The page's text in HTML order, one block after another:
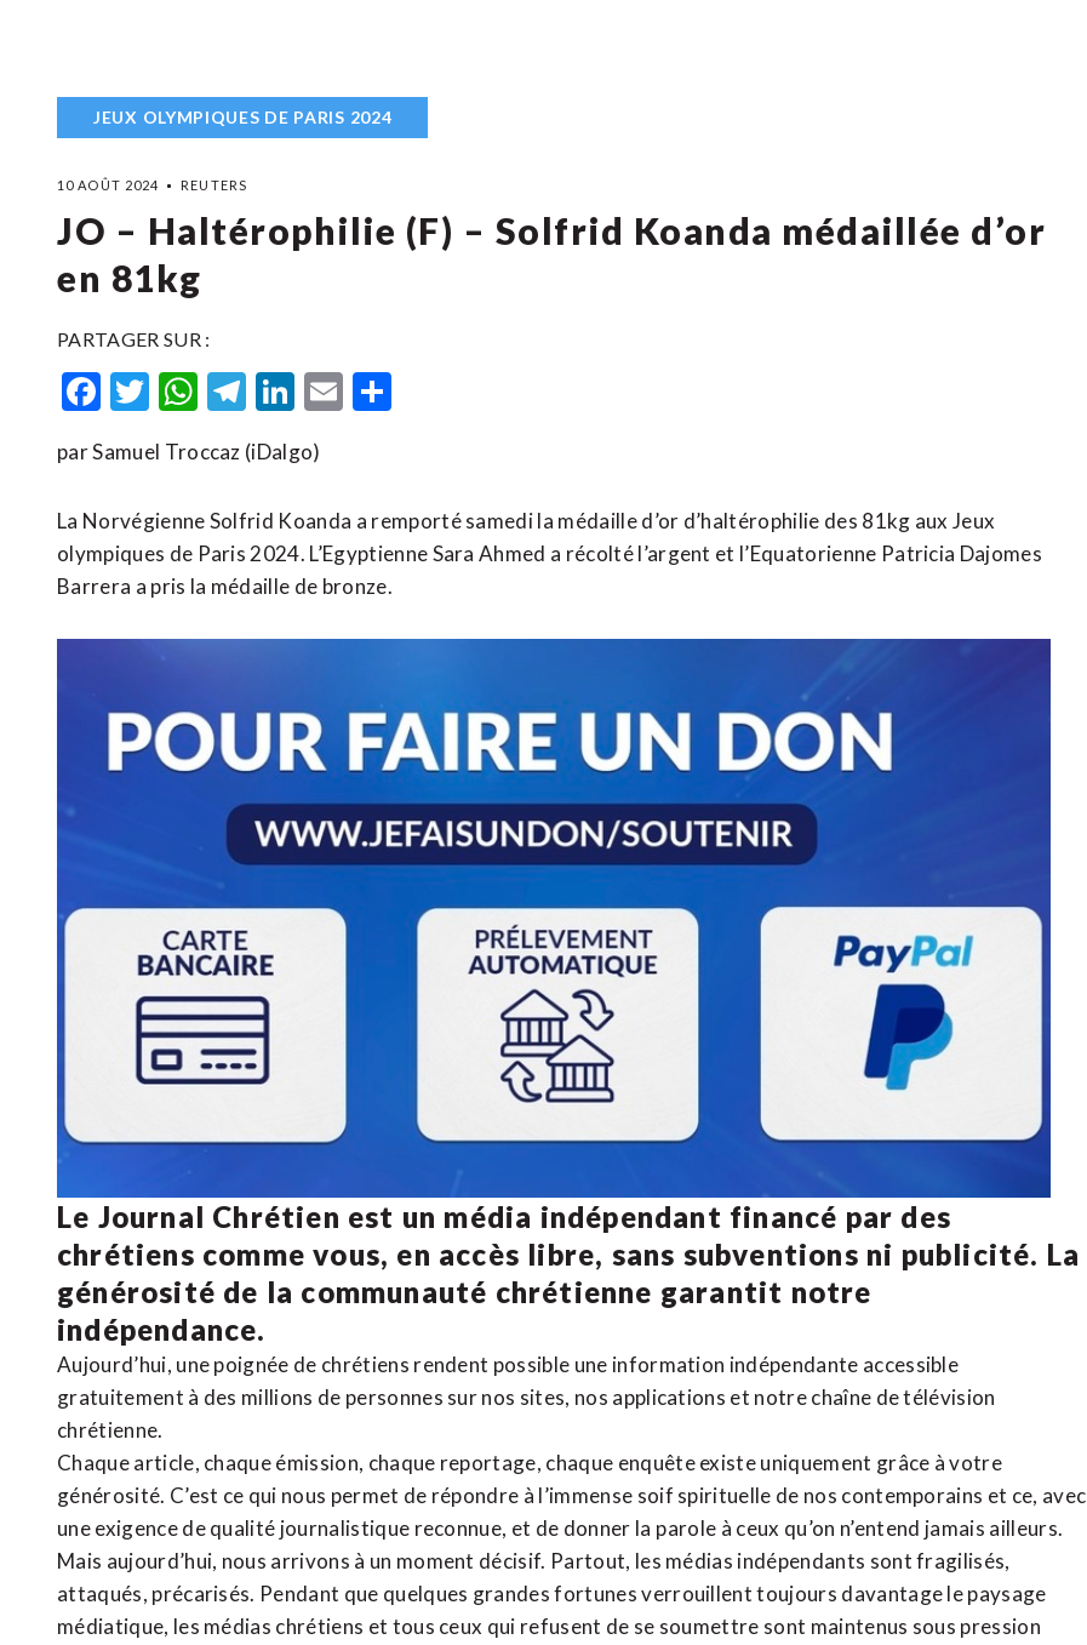
JEUX OLYMPIQUES DE PARIS 2024
10 AOÛT 2024 REUTERS
JO – Haltérophilie (F) – Solfrid Koanda médaillée d’or
en 81kg
PARTAGER SUR :
Facebook
Twitter
WhatsApp
Telegram
LinkedIn
Email
par Samuel Troccaz (iDalgo)
La Norvégienne Solfrid Koanda a remporté samedi la médaille d’or d’haltérophilie des 81kg aux Jeux
olympiques de Paris 2024. L’Egyptienne Sara Ahmed a récolté l’argent et l’Equatorienne Patricia Dajomes
Barrera a pris la médaille de bronze.
Le Journal Chrétien est un média indépendant financé par des
chrétiens comme vous, en accès libre, sans subventions ni publicité. La
générosité de la communauté chrétienne garantit notre
indépendance.
Aujourd’hui, une poignée de chrétiens rendent possible une information indépendante accessible
gratuitement à des millions de personnes sur nos sites, nos applications et notrechaîne de télévision
chrétienne.
Chaque article, chaque émission, chaque reportage, chaque enquête existe uniquement grâce à votre
générosité. C’est ce qui nous permet de répondre à l’immense soif spirituelle de nos contemporains et ce, avec
une exigence de qualité journalistique reconnue, et de donner la parole à ceux qu’on n’entend jamais ailleurs.
Mais aujourd’hui, nous arrivons à un moment décisif. Partout, les médias indépendants sont fragilisés,
attaqués, précarisés. Pendant que quelques grandes fortunes verrouillent toujours davantage le paysage
médiatique, les médias chrétiens et tous ceux qui refusent de se soumettre sont maintenus sous pression